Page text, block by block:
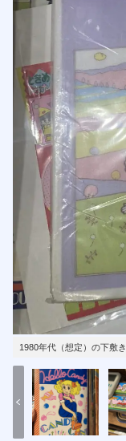
1980年代（想定）の下敷き